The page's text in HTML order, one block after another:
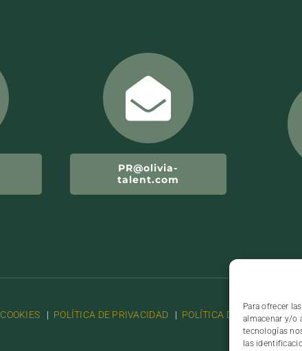
Para ofrecer
almacenar y/o
tecnologías
las
PR@olivia-
talent.com
COOKIES | POLÍTICA DE PRIVACIDAD | POLÍTICA DE PRIVACIDAD